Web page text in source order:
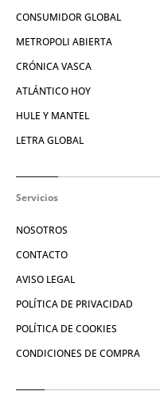
CONSUMIDOR GLOBAL
METROPOLI ABIERTA
CRÓNICA VASCA
ATLÁNTICO HOY
HULE Y MANTEL
LETRA GLOBAL
Servicios
NOSOTROS
CONTACTO
AVISO LEGAL
POLÍTICA DE PRIVACIDAD
POLÍTICA DE COOKIES
CONDICIONES DE COMPRA